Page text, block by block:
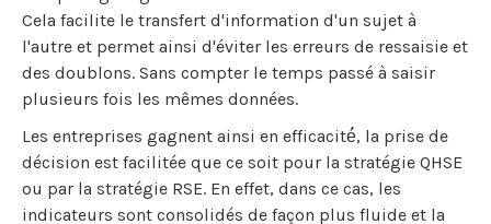
Cela facilite le transfert d'information d'un sujet à
l'autre et permet ainsi d'éviter les erreurs de ressaisie et
des doublons. Sans compter le temps passé à saisir
plusieurs fois les mêmes données.
Les entreprises gagnent ainsi en efficacité́, la prise de
décision est facilitée que ce soit pour la stratégie QHSE
ou par la stratégie RSE. En effet, dans ce cas, les
indicateurs sont consolidés de façon plus fluide et la